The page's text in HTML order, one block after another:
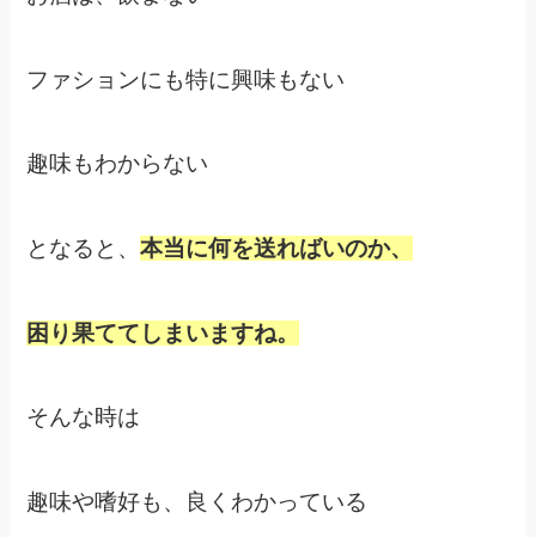
ファションにも特に興味もない
趣味もわからない
となると、本当に何を送ればいのか、
困り果ててしまいますね。
そんな時は
趣味や嗜好も、良くわかっている